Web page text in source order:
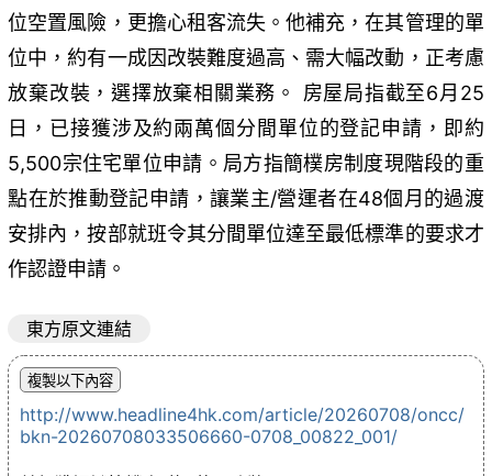
位空置風險，更擔心租客流失。他補充，在其管理的單
位中，約有一成因改裝難度過高、需大幅改動，正考慮
放棄改裝，選擇放棄相關業務。 房屋局指截至6月25
日，已接獲涉及約兩萬個分間單位的登記申請，即約
5,500宗住宅單位申請。局方指簡樸房制度現階段的重
點在於推動登記申請，讓業主/營運者在48個月的過渡
安排內，按部就班令其分間單位達至最低標準的要求才
作認證申請。
東方原文連結
http://www.headline4hk.com/article/20260708/oncc/
bkn-20260708033506660-0708_00822_001/